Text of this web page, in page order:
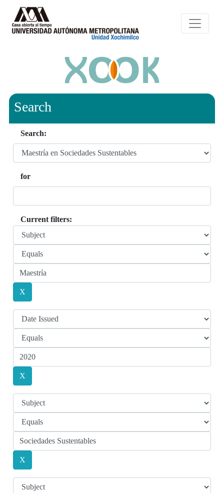
Search
Search:
for
Current filters: